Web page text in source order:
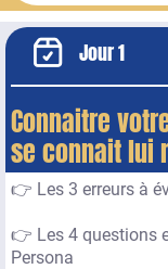
Jour 1
Connaitre
se connait lui
👉 Les 3 erreurs à
👉 Les 4 questions
Persona